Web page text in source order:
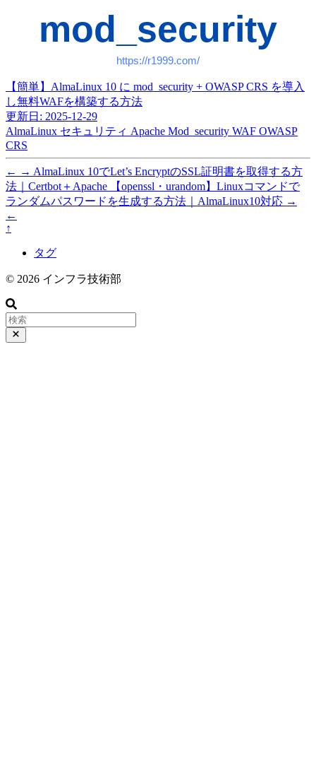
【簡単】AlmaLinux 10 に mod_security + OWASP CRS を導入
し無料WAFを構築する方法
更新日: 2025-12-29
AlmaLinux セキュリティ Apache Mod_security WAF OWASP
CRS
← → AlmaLinux 10でLet’s EncryptのSSL証明書を取得する方
法｜Certbot＋Apache
【openssl・urandom】Linuxコマンドで
ランダムパスワードを生成する方法｜AlmaLinux10対応 →
←
↑
タグ
© 2026 インフラ技術部